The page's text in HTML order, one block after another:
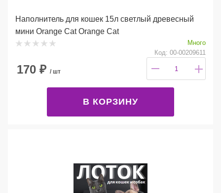
Наполнитель для кошек 15л светлый древесный
мини Orange Cat Orange Cat
Много
Код: 00-00209611
170 ₽ / шт
В КОРЗИНУ